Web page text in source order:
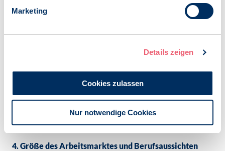
Marketing
Details zeigen
Cookies zulassen
Nur notwendige Cookies
Je nach Einsatzgebiet umfassendes Fachwissen aus
den Gebieten psychotherapeutische Intervention, ,
Entscheidungskompetenz;
Kenntnisse juristischer und sozialpolitischer
Bedingungen, unter denen Mobilität im öffentlichen
4. Größe des Arbeitsmarktes und Berufsaussichten